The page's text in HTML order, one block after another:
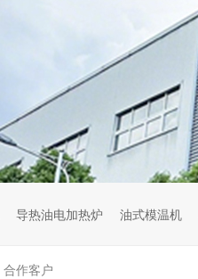
导热油电加热炉 油式模温机
合作客户